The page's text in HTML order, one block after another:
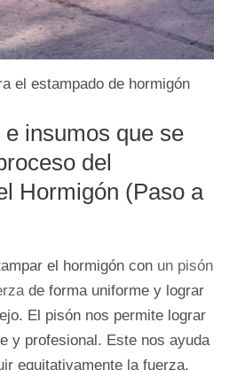
el estampado de hormigón
insumos que se
del
Hormigón (Paso a
el hormigón con un pisón
de forma uniforme y lograr
El pisón nos permite lograr
y profesional. Este nos ayuda
equitativamente la fuerza,